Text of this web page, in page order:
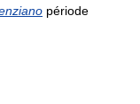
période